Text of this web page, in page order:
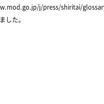
j/press/shiritai/
した。